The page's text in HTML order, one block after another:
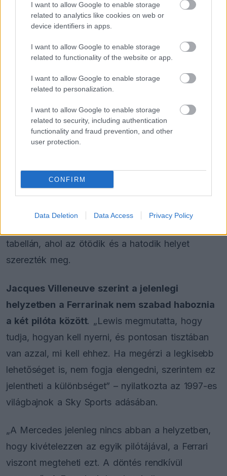
I want to allow Google to enable storage
related to analytics like cookies on web or
device identifiers in apps.
I want to allow Google to enable storage
related to functionality of the website or app.
I want to allow Google to enable storage
related to personalization.
I want to allow Google to enable storage
related to security, including authentication
functionality and fraud prevention, and other
user protection.
CONFIRM
Data Deletion Data Access Privacy Policy
Leclerc komoly hullámvölgybe került
Közben Leclerc komoly hullámvölgybe került, a
két egymást követő nullázása után pedig
monacói pilóta hátránya már negyven pont a
csapattársával szemben. Ez komoly fordulat a
2025-ös szezonhoz képest, amikor Leclerc még
tabellán, ahol az ötödik és a hatodik helyet
szerezték meg.
Jacques Villeneuve szerint a jelenlegi
helyzetben a Ferrarinak nem szabad haboznia
a két pilóta között. „Lewis megmutatta, hogy
tudja, hogyan kell nyerni, és pontosan tisztában
van azzal, mi kell ehhez. Ha megérzi a legkisebb
lehetőséget is, nem fogja elengedni, szerintem ez
jelentheti a különbséget” – nyilatkozta az 1997-es
világbajnok a Sky Sports adásában.
„A Mercedes jelenleg nincs abban a helyzetben,
hogy kivételezzen az egyik pilótájával, a Ferrari
viszont megteheti ezt. A döntés rendkívül